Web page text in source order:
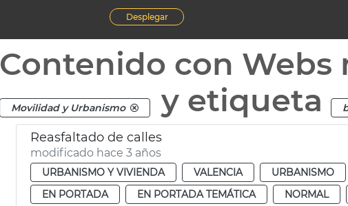
Desplegar
Contenido con Webs
Movilidad y Urbanismo y etiqueta
Reasfaltado de calles
modificado hace 3 años
URBANISMO Y VIVIENDA VALENCIA URBANISMO
EN PORTADA
EN PORTADA TEMÁTICA NORMAL